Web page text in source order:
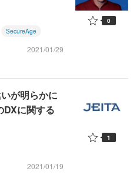
SecureAge
2021/01/29
0
が明らかに
DXに関する
2021/01/19
1